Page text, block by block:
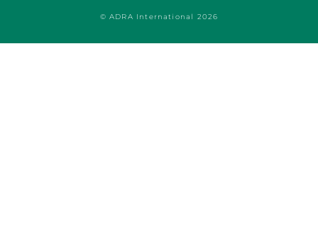
© ADRA International 2026